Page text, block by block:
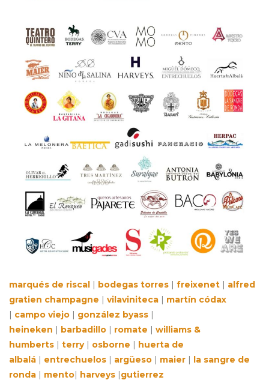
marqués de riscal | bodegas torres | freixenet | alfred
gratien champagne | vilaviniteca | martín códax
| campo viejo | gonzález byass |
heineken | barbadillo | romate | williams &
humberts | terry| osborne | huerta de
albalá | entrechuelos | argüeso | maier | la sangre de
ronda | mento| harveys |gutierrez